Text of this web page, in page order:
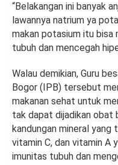
“Belakangan ini banyak
lawannya natrium ya
makan potasium itu bisa
tubuh dan mencegah
Walau demikian, Guru
Bogor (IPB) tersebut
makanan sehat untuk
tak dapat dijadikan obat
kandungan mineral yang
vitamin C, dan vitamin A
imunitas tubuh dan